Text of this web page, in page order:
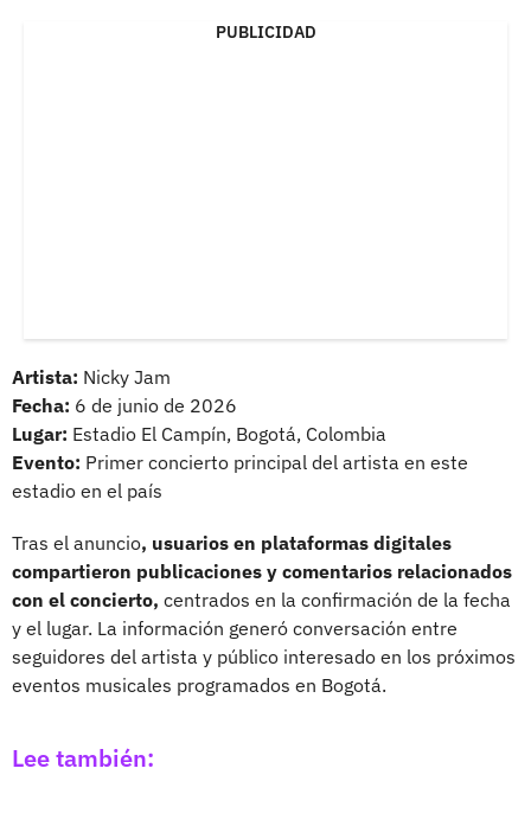
PUBLICIDAD
Artista: Nicky Jam
Fecha: 6 de junio de 2026
Lugar: Estadio El Campín, Bogotá, Colombia
Evento: Primer concierto principal del artista en este
estadio en el país
Tras el anuncio, usuarios en plataformas digitales
compartieron publicaciones y comentarios relacionados
con el concierto, centrados en la confirmación de la fecha
y el lugar. La información generó conversación entre
seguidores del artista y público interesado en los próximos
eventos musicales programados en Bogotá.
Lee también: